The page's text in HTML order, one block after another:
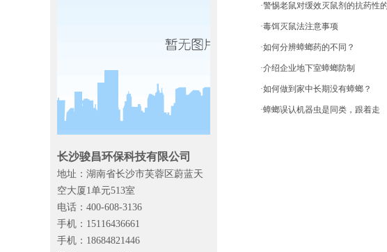
长沙骏昌环保科技有限公司
地址：湖南省长沙市芙蓉区蔚蓝天
空大厦1单元513室
电话：400-608-3136
手机：15116436661
手机：18684821446
·警惕老鼠对缓效灭鼠剂的抗药性
·毒饵灭鼠法注意事项
·如何分辨蟑螂药的不同？
·介绍企业地下室蟑螂防制
·如何做到家中长期没有蟑螂？
·蟑螂误认机器虫是同类，跟着走